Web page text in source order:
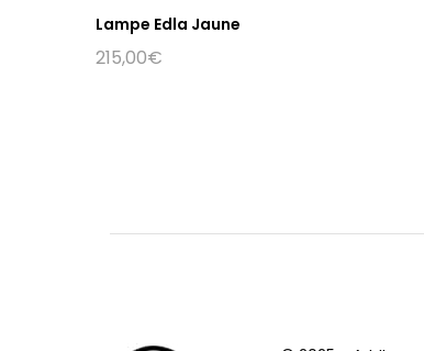
Lampe Edla Jaune
215,00€